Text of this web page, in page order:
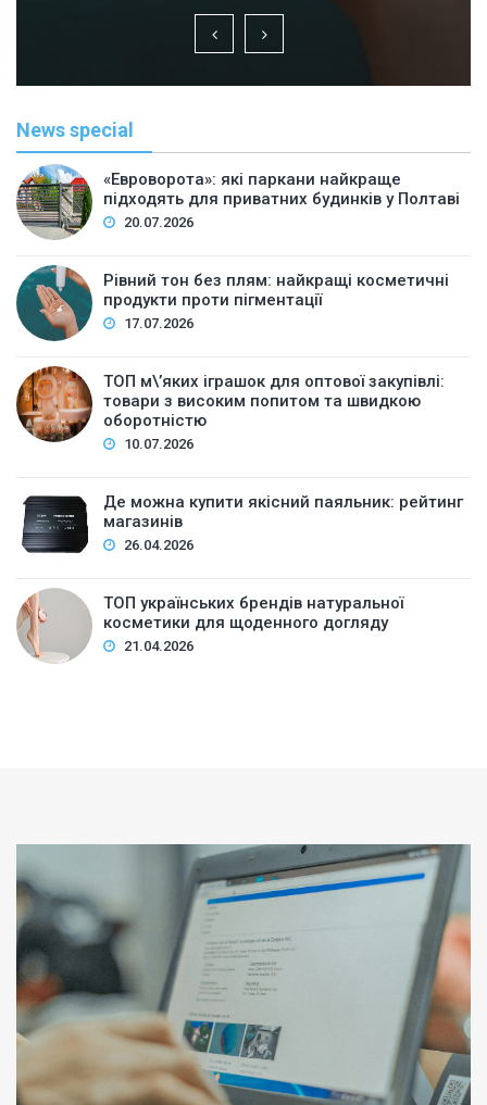
News special
«Евроворота»: які паркани найкраще
підходять для приватних будинків у Полтаві
20.07.2026
Рівний тон без плям: найкращі косметичні
продукти проти пігментації
17.07.2026
ТОП м\’яких іграшок для оптової закупівлі:
товари з високим попитом та швидкою
оборотністю
10.07.2026
Де можна купити якісний паяльник: рейтинг
магазинів
26.04.2026
ТОП українських брендів натуральної
косметики для щоденного догляду
21.04.2026